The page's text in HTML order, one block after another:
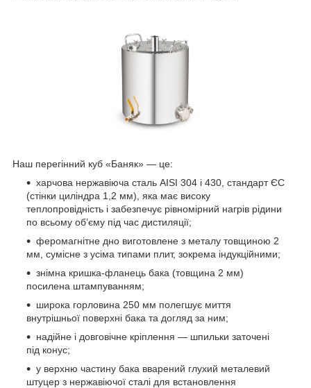
Наш перегінний куб «Баняк» — це:
харчова нержавіюча сталь AISI 304 і 430, стандарт ЄС
(стінки циліндра 1,2 мм), яка має високу
теплопровідність і забезпечує рівномірний нагрів рідини
по всьому об’єму під час дистиляції;
феромагнітне дно виготовлене з металу товщиною 2
мм, сумісне з усіма типами плит, зокрема індукційними;
знімна кришка-фланець бака (товщина 2 мм)
посилена штампуванням;
широка горловина 250 мм полегшує миття
внутрішньої поверхні бака та догляд за ним;
надійне і довговічне кріплення — шпильки заточені
під конус;
у верхню частину бака вварений глухий металевий
штуцер з нержавіючої сталі для встановлення